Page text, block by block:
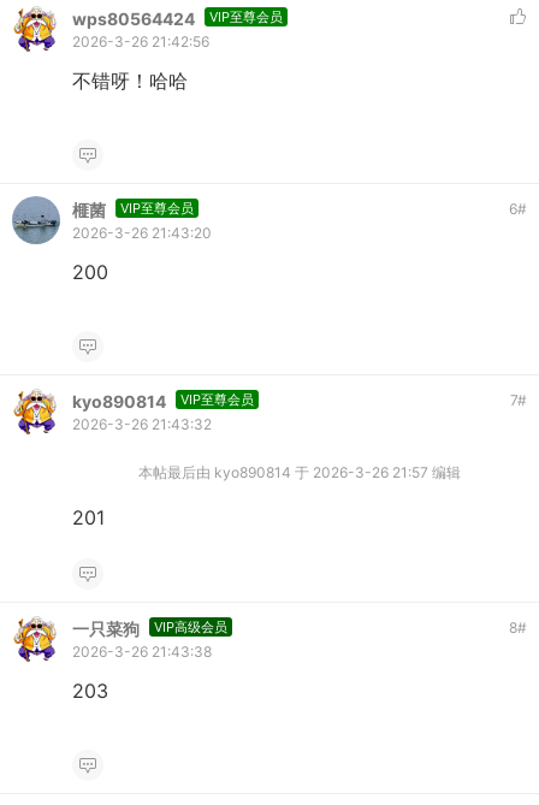
wps80564424 VIP至尊会员
2026-3-26 21:42:56
不错呀！哈哈
榧菌 VIP至尊会员 6#
2026-3-26 21:43:20
200
kyo890814 VIP至尊会员 7#
2026-3-26 21:43:32
本帖最后由 kyo890814 于 2026-3-26 21:57 编辑
201
一只菜狗 VIP高级会员 8#
2026-3-26 21:43:38
203